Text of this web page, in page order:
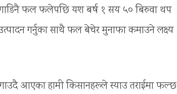
फल फलेपछि यश बर्ष १ सय ५० बिरुवा थप
गर्नुका साथै फल बेचेर मुनाफा कमाउने लक्ष्य
आएका हामी किसानहरूले स्याउ तराईमा फल्छ